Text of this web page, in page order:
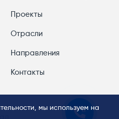
Проекты
Отрасли
Направления
Контакты
мы используем на